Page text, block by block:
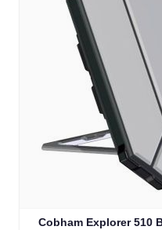
Cobham Explorer 510